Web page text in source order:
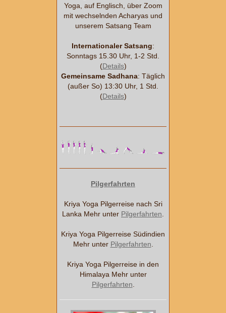
Yoga, auf Englisch, über Zoom
mit wechselnden Acharyas und
unserem Satsang Team
Internationaler Satsang:
Sonntags 15.30 Uhr, 1-2 Std.
(Details)
Gemeinsame Sadhana: Täglich
(außer So) 13:30 Uhr, 1 Std.
(Details)
Pilgerfahrten
Kriya Yoga Pilgerreise nach Sri
Lanka Mehr unter Pilgerfahrten.
Kriya Yoga Pilgerreise Südindien
Mehr unter Pilgerfahrten.
Kriya Yoga Pilgerreise in den
Himalaya Mehr unter
Pilgerfahrten.